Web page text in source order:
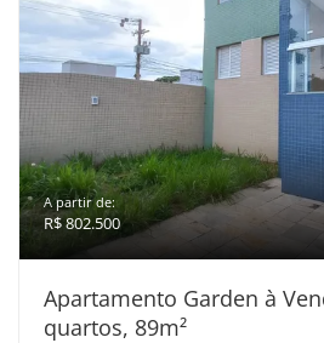
A partir de:
R$ 802.500
Apartamento Garden à
quartos, 89m²